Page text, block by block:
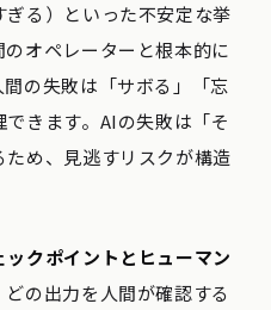
る）といった不安定な挙
オペレーターと根本的に
の失敗は「サボる」「忘
きます。AIの失敗は「そ
め、見逃すリスクが構造
ックポイントとヒューマン
の出力を人間が確認する